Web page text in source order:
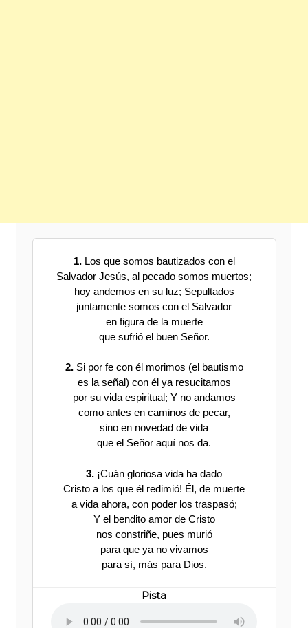
1.Los que somos bautizados con el
Salvador Jesús, al pecado somos muertos;
hoy andemos en su luz; Sepultados
juntamente somos con el Salvador
en figura de la muerte
que sufrió el buen Señor.
2.Si por fe con él morimos (el bautismo
es la señal) con él ya resucitamos
por su vida espiritual; Y no andamos
como antes en caminos de pecar,
sino en novedad de vida
que el Señor aquí nos da.
3. ¡Cuán gloriosa vida ha dado
Cristo a los que él redimió! Él, de muerte
a vida ahora, con poder los traspasó;
Y el bendito amor de Cristo
nos constriñe, pues murió
para que ya no vivamos
para sí, más para Dios.
Pista